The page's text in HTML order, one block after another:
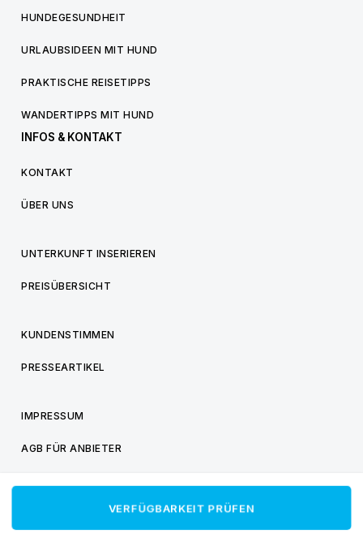
VERFÜGBARKEIT PRÜFEN
HUNDEGESUNDHEIT
URLAUBSIDEEN MIT HUND
PRAKTISCHE REISETIPPS
WANDERTIPPS MIT HUND
INFOS & KONTAKT
KONTAKT
ÜBER UNS
UNTERKUNFT INSERIEREN
PREISÜBERSICHT
KUNDENSTIMMEN
PRESSEARTIKEL
IMPRESSUM
AGB FÜR ANBIETER